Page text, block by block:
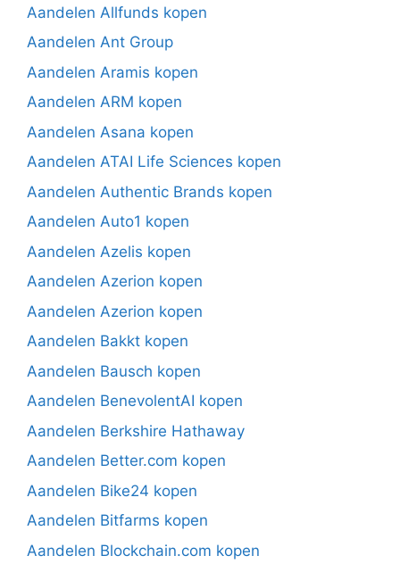
Aandelen Allfunds kopen
Aandelen Ant Group
Aandelen Aramis kopen
Aandelen ARM kopen
Aandelen Asana kopen
Aandelen ATAI Life Sciences kopen
Aandelen Authentic Brands kopen
Aandelen Auto1 kopen
Aandelen Azelis kopen
Aandelen Azerion kopen
Aandelen Azerion kopen
Aandelen Bakkt kopen
Aandelen Bausch kopen
Aandelen BenevolentAI kopen
Aandelen Berkshire Hathaway
Aandelen Better.com kopen
Aandelen Bike24 kopen
Aandelen Bitfarms kopen
Aandelen Blockchain.com kopen